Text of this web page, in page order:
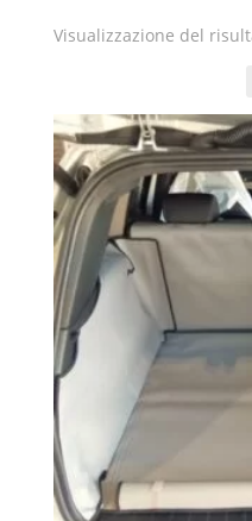
Visualizzazione del